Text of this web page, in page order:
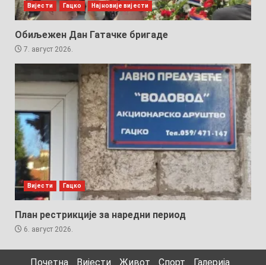
Вијести Гацко Најновије вијести
Обиљежен Дан Гатачке бригаде
7. август 2026.
Вијести Гацко
План рестрикције за наредни период
6. август 2026.
Почетна Вијести Живот Спорт Галерија